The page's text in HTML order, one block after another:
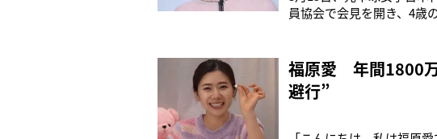
員協会で会見を開き、4歳
登場。「この度は私のこ
ます」と騒動を謝罪し、「
福原愛 年間1800
避行”